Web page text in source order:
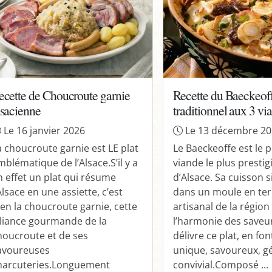
de Choucroute garnie
Le 16 janvier 2026
choucroute garnie est LE plat
de l’Alsace.S’il y a
effet un plat qui résume
en une assiette, c’est
la choucroute garnie, cette
gourmande de la
et de ses
Recette du
traditionnel aux 3
Le 13 décembre
Le Baeckeoffe est le
viande le plus
d’Alsace. Sa cuisson
dans un moule en
artisanal de la
l’harmonie des
délivre ce plat, en
unique, savoureux,
convivial.Composé ...